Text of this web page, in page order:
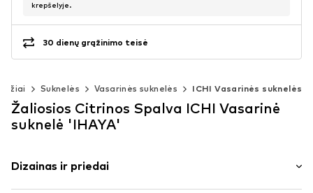
krepšelyje.
30 dienų grąžinimo teisė
Suknelės Vasarinės suknelės ICHI Vasarinės suknelės
Žaliosios Citrinos Spalva ICHI Vasarinė
suknelė 'IHAYA'
Dizainas ir priedai